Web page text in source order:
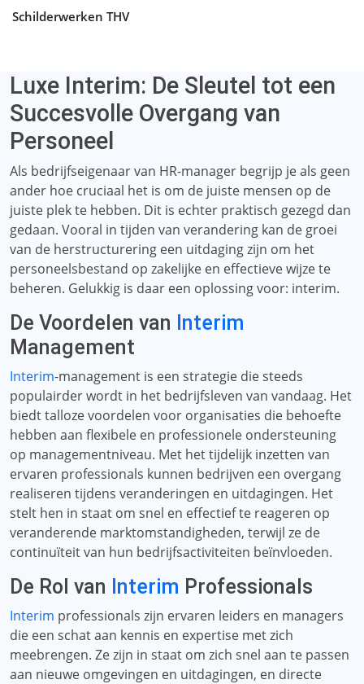
Schilderwerken THV
Luxe Interim: De Sleutel tot een
Succesvolle Overgang van
Personeel
Als bedrijfseigenaar van HR-manager begrijp je als geen
ander hoe cruciaal het is om de juiste mensen op de
juiste plek te hebben. Dit is echter praktisch gezegd dan
gedaan. Vooral in tijden van verandering kan de groei
van de herstructurering een uitdaging zijn om het
personeelsbestand op zakelijke en effectieve wijze te
beheren. Gelukkig is daar een oplossing voor: interim.
De Voordelen van Interim
Management
Interim-management is een strategie die steeds
populairder wordt in het bedrijfsleven van vandaag. Het
biedt talloze voordelen voor organisaties die behoefte
hebben aan flexibele en professionele ondersteuning
op managementniveau. Met het tijdelijk inzetten van
ervaren professionals kunnen bedrijven een overgang
realiseren tijdens veranderingen en uitdagingen. Het
stelt hen in staat om snel en effectief te reageren op
veranderende marktomstandigheden, terwijl ze de
continuïteit van hun bedrijfsactiviteiten beïnvloeden.
De Rol van Interim Professionals
Interim professionals zijn ervaren leiders en managers
die een schat aan kennis en expertise met zich
meebrengen. Ze zijn in staat om zich snel aan te passen
aan nieuwe omgevingen en uitdagingen, en directe